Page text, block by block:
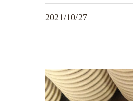
2021/10/27